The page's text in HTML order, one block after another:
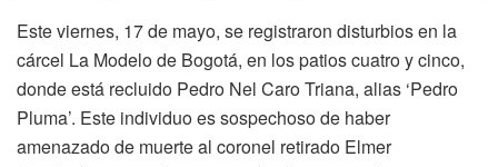
Este viernes, 17 de mayo, se registraron disturbios en la
cárcel La Modelo de Bogotá, en los patios cuatro y cinco,
donde está recluido Pedro Nel Caro Triana, alias ‘Pedro
Pluma’. Este individuo es sospechoso de haber
amenazado de muerte al coronel retirado Elmer